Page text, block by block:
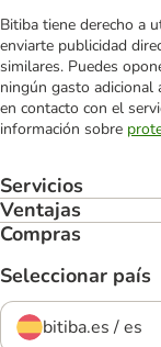
Bitiba tiene derecho a
enviarte publicidad
similares. Puedes
ningún gasto adicional
en contacto con el
información sobre
Servicios
Ventajas
Compras
Seleccionar país
bitiba.es / es